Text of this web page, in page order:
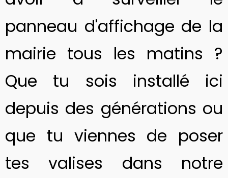
panneau d'affichage de la
mairie tous les matins ?
Que tu sois installé ici
depuis des générations ou
que tu viennes de poser
tes valises dans notre